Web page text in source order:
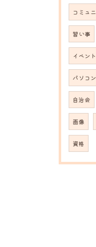
コミュ
習い事
イベント
パソコン
自治会
画像
資格